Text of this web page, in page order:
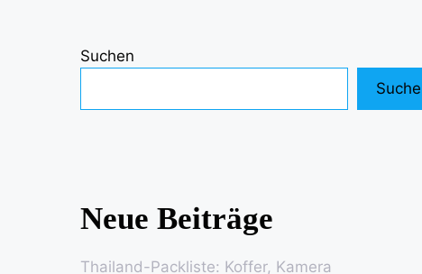
Suchen
Neue Beiträge
Thailand-Packliste: Koffer, Kamera